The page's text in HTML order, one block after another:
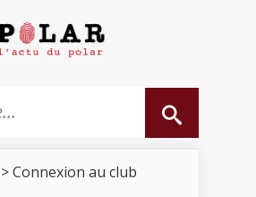
> Connexion au club